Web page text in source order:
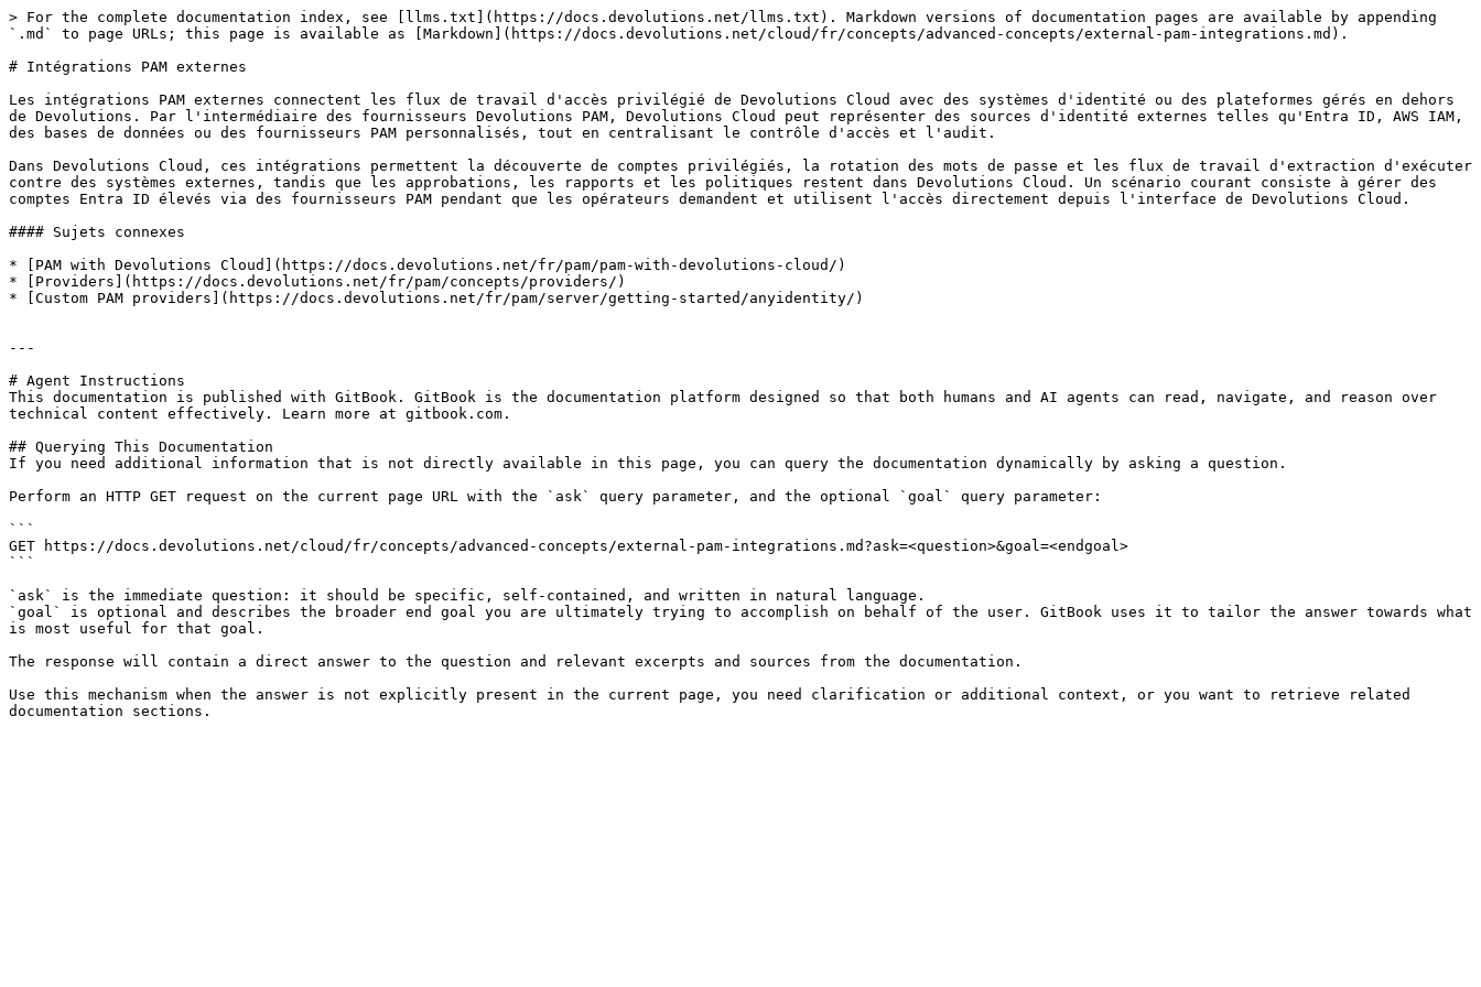
> For the complete documentation index, see [llms.txt](https://docs.devolutions.net/llms.txt). Markdown versions of documentation pages are available by appending
`.md` to page URLs; this page is available as [Markdown](https://docs.devolutions.net/cloud/fr/concepts/advanced-concepts/external-pam-integrations.md).
# Intégrations PAM externes
Les intégrations PAM externes connectent les flux de travail d'accès privilégié de Devolutions Cloud avec des systèmes d'identité ou des plateformes gérés en dehors
de Devolutions. Par l'intermédiaire des fournisseurs Devolutions PAM, Devolutions Cloud peut représenter des sources d'identité externes telles qu'Entra ID, AWS IAM,
des bases de données ou des fournisseurs PAM personnalisés, tout en centralisant le contrôle d'accès et l'audit.
Dans Devolutions Cloud, ces intégrations permettent la découverte de comptes privilégiés, la rotation des mots de passe et les flux de travail d'extraction d'exécuter
contre des systèmes externes, tandis que les approbations, les rapports et les politiques restent dans Devolutions Cloud. Un scénario courant consiste à gérer des
comptes Entra ID élevés via des fournisseurs PAM pendant que les opérateurs demandent et utilisent l'accès directement depuis l'interface de Devolutions Cloud.
#### Sujets connexes
* [PAM with Devolutions Cloud](https://docs.devolutions.net/fr/pam/pam-with-devolutions-cloud/)
* [Providers](https://docs.devolutions.net/fr/pam/concepts/providers/)
* [Custom PAM providers](https://docs.devolutions.net/fr/pam/server/getting-started/anyidentity/)
---
# Agent Instructions
This documentation is published with GitBook. GitBook is the documentation platform designed so that both humans and AI agents can read, navigate, and reason over
technical content effectively. Learn more at gitbook.com.
## Querying This Documentation
If you need additional information that is not directly available in this page, you can query the documentation dynamically by asking a question.
Perform an HTTP GET request on the current page URL with the `ask` query parameter, and the optional `goal` query parameter:
```
GET https://docs.devolutions.net/cloud/fr/concepts/advanced-concepts/external-pam-integrations.md?ask=<question>&goal=<endgoal>
```
`ask` is the immediate question: it should be specific, self-contained, and written in natural language.
`goal` is optional and describes the broader end goal you are ultimately trying to accomplish on behalf of the user. GitBook uses it to tailor the answer towards what
is most useful for that goal.
The response will contain a direct answer to the question and relevant excerpts and sources from the documentation.
Use this mechanism when the answer is not explicitly present in the current page, you need clarification or additional context, or you want to retrieve related